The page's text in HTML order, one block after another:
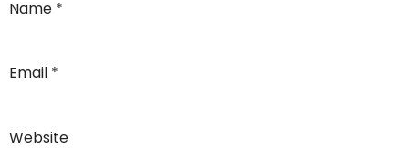
Name *
Email *
Website